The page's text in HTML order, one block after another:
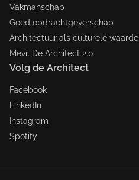
Vakmanschap
Goed opdrachtgeverschap
Architectuur als culturele waarde
Mevr. De Architect 2.0
Volg de Architect
Facebook
LinkedIn
Instagram
Spotify